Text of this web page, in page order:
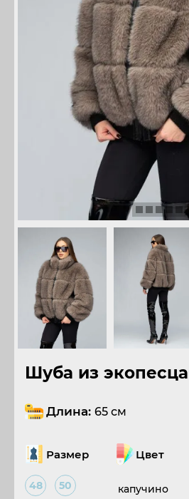
Шуба из
Длина: 65 см
Размер Цвет
48 50 капучино